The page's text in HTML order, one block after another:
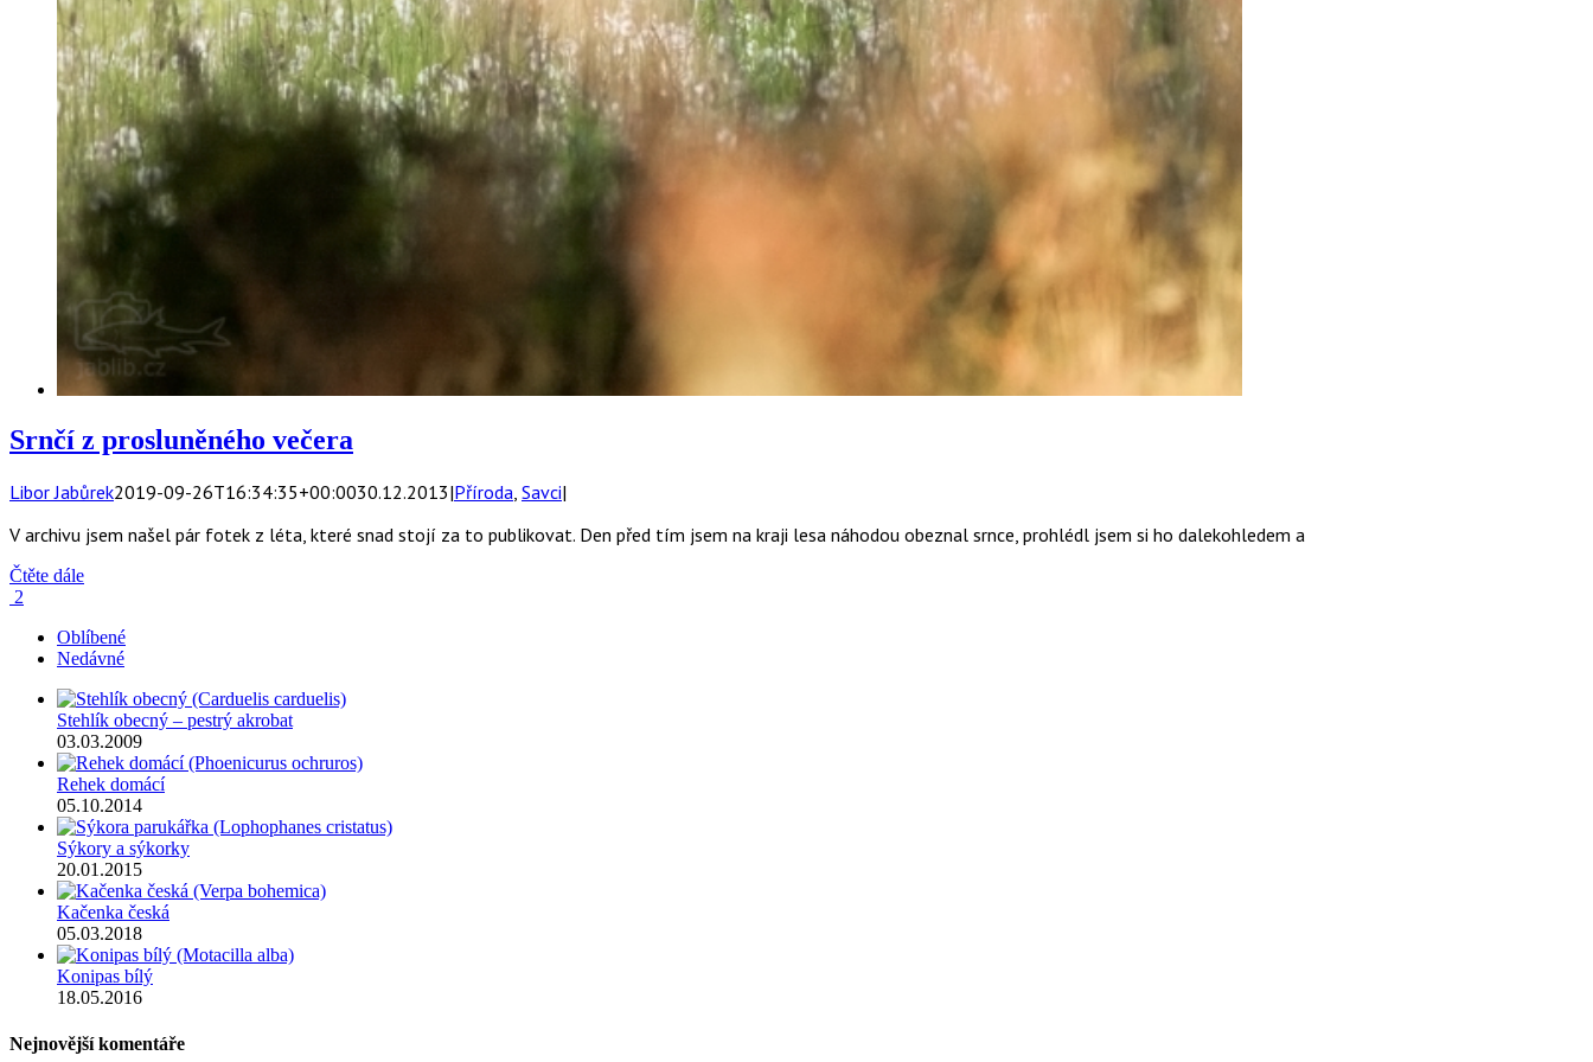
Srnčí z prosluněného večera
Libor Jabůrek2019-09-26T16:34:35+00:0030.12.2013|Příroda Savci|
V archivu jsem našel pár fotek z léta, které snad stojí za to publikovat. Den před tím jsem na kraji lesa náhodou obeznal srnce, prohlédl jsem si ho dalekohledem a
Čtěte dále
2
Oblíbené
Nedávné
Stehlík obecný – pestrý akrobat
03.03.2009
Rehek domácí
05.10.2014
Sýkory a sýkorky
20.01.2015
Kačenka česká
05.03.2018
Konipas bílý
18.05.2016
Nejnovější komentáře